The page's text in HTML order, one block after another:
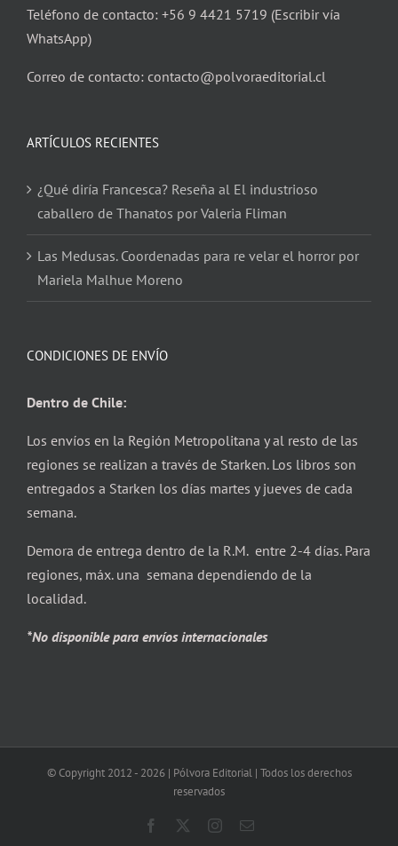
Teléfono de contacto: +56 9 4421 5719 (Escribir vía
WhatsApp)
Correo de contacto: contacto@polvoraeditorial.cl
ARTÍCULOS RECIENTES
¿Qué diría Francesca? Reseña al El industrioso
caballero de Thanatos por Valeria Fliman
Las Medusas. Coordenadas para re velar el horror por
Mariela Malhue Moreno
CONDICIONES DE ENVÍO
Dentro de Chile:
Los envíos en la Región Metropolitana y al resto de las
regiones se realizan a través de Starken. Los libros son
entregados a Starken los días martes y jueves de cada
semana.
Demora de entrega dentro de la R.M. entre 2-4 días. Para
regiones, máx. una semana dependiendo de la
localidad.
*No disponible para envíos internacionales
© Copyright 2012 - 2026 | Pólvora Editorial | Todos los derechos
reservados
Facebook InstagramCorreo